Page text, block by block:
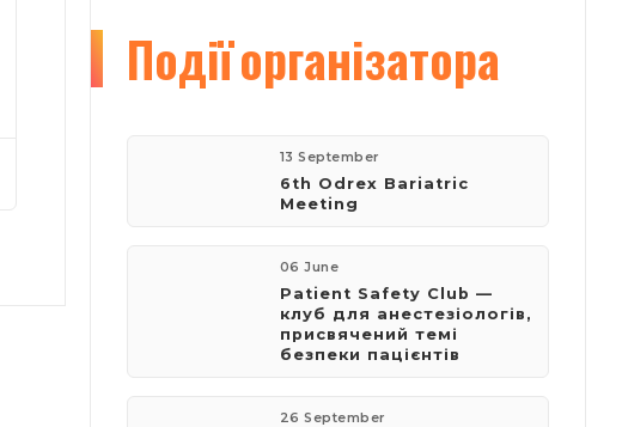
Подіїорганізатора
13 September
6th Odrex Bariatric
Meeting
06 June
Patient Safety Club —
клуб для анестезіологів,
присвячений темі
безпеки пацієнтів
26 September